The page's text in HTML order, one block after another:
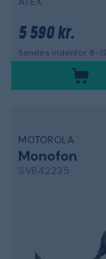
5 590 kr.
Sendes indenfor 8-
MOTOROLA
Monofon
SVB42235